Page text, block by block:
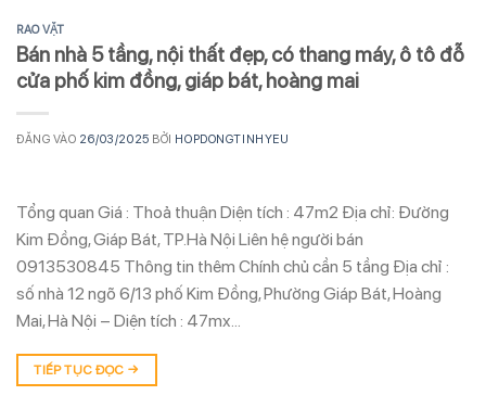
RAO VẶT
Bán nhà 5 tầng, nội thất đẹp, có thang máy, ô tô đỗ
cửa phố kim đồng, giáp bát, hoàng mai
ĐĂNG VÀO 26/03/2025 BỞI HOPDONGTINHYEU
Tổng quan Giá : Thoả thuận Diện tích : 47m2 Địa chỉ: Đường
Kim Đồng, Giáp Bát, TP.Hà Nội Liên hệ người bán
0913530845 Thông tin thêm Chính chủ cần 5 tầng Địa chỉ :
số nhà 12 ngõ 6/13 phố Kim Đồng, Phường Giáp Bát, Hoàng
Mai, Hà Nội – Diện tích : 47mx…
TIẾP TỤC ĐỌC →